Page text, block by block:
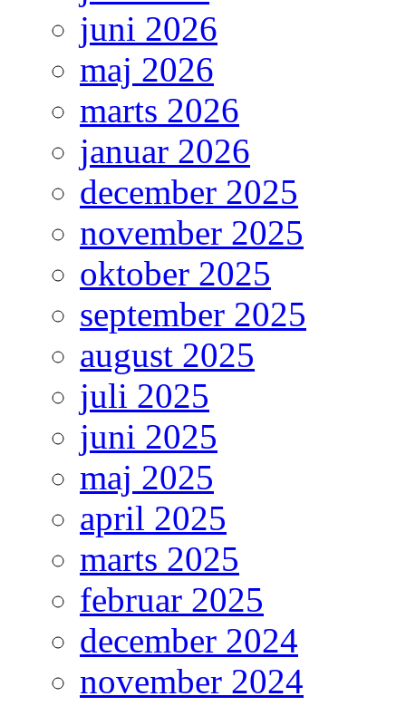
juni 2026
maj 2026
marts 2026
januar 2026
december 2025
november 2025
oktober 2025
september 2025
august 2025
juli 2025
juni 2025
maj 2025
april 2025
marts 2025
februar 2025
december 2024
november 2024